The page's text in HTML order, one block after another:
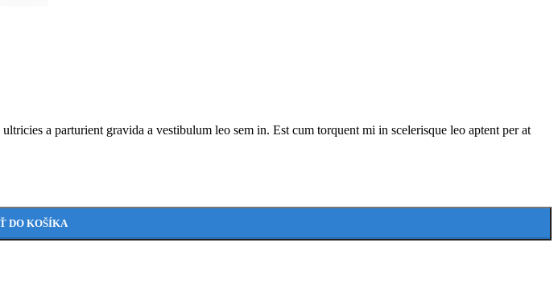
a parturient gravida a vestibulum leo sem in. Est cum torquent mi in scelerisque leo aptent per at
DO KOŠÍKA